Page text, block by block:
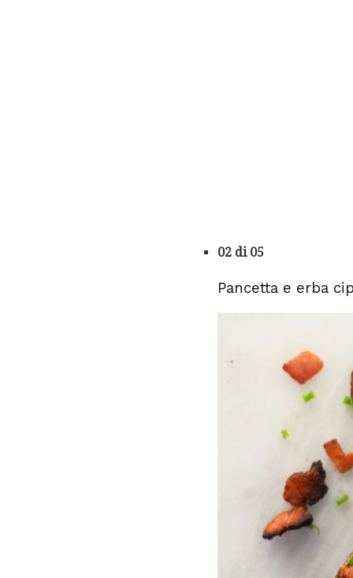
02 di 05
Pancetta e erba